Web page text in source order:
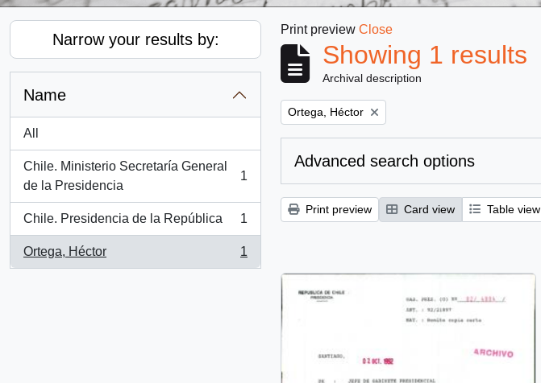
Narrow your results by:
Name
All
Chile. Ministerio Secretaría General
de la Presidencia
, 1 results
1
Chile. Presidencia de la República
, 1 results
1
Ortega, Héctor
, 1 results
1
Print preview Close
Showing 1 results
Archival description
Remove filter:
Ortega, Héctor
Advanced search options
Print preview Card view Table view